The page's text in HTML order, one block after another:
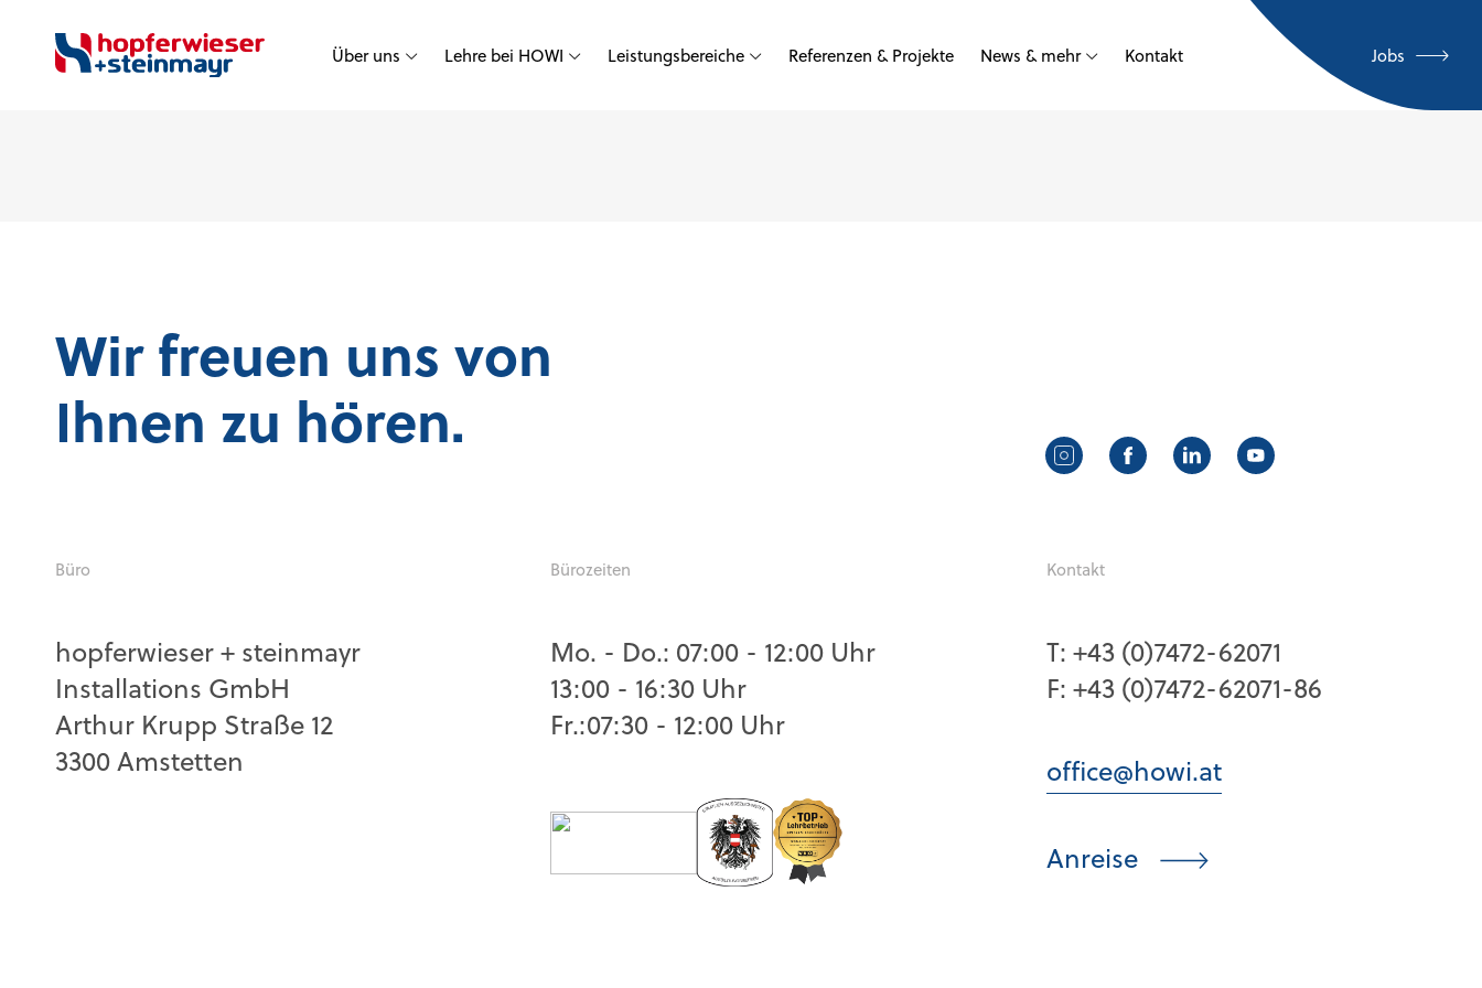
Über uns Lehre bei HOWI Leistungsbereiche Referenzen & Projekte News & mehr Kontakt Jobs
Wir freuen uns von
Ihnen zu hören.
Büro
hopferwieser + steinmayr
Installations GmbH
Arthur Krupp Straße 12
3300 Amstetten
Bürozeiten
Mo. - Do.: 07:00 - 12:00 Uhr
13:00 - 16:30 Uhr
Fr.:07:30 - 12:00 Uhr
Kontakt
T: +43 (0)7472-62071
F: +43 (0)7472-62071-86
office@howi.at
Anreise